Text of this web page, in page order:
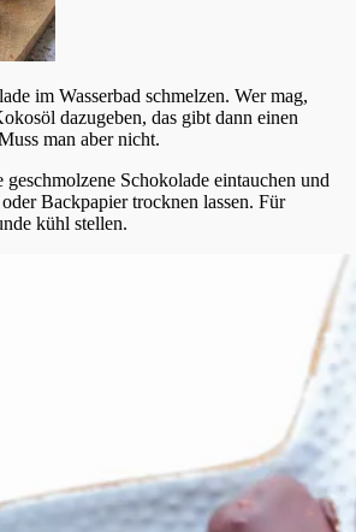
im Wasserbad schmelzen. Wer mag,
dazugeben, das gibt dann einen
man aber nicht.
Schokolade eintauchen und
Backpapier trocknen lassen. Für
kühl stellen.